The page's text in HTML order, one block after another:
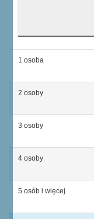
1 osoba
2 osoby
3 osoby
4 osoby
5 osób i więcej